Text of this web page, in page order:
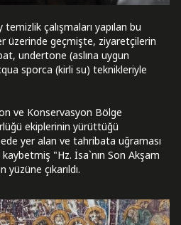
çalışmaları yapılan bu
üzerinde geçmişte, ziyaretçilerin
undertone (aslına uygun
sporca (kirli su) teknikleriyle
ve Konservasyon Bölge
ekiplerinin yürüttüğü
yer alan ve tahribata uğraması
"Hz. İsa`nın Son Akşam
çıkarıldı.